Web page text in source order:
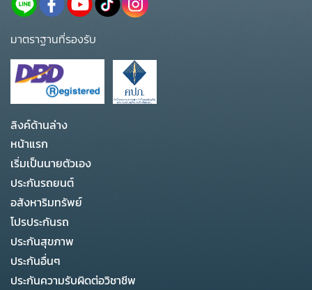
มาตราฐานที่รองรับ
ลิงค์ด้านล่าง
หน้าแรก
เริ่มเป็นนายตัวเอง
ประกันรถยนต์
อสังหาริมทรัพย์
โปรประกันรถ
ประกันสุขภาพ
ประกันอื่นๆ
ประกันความรับผิดต่อวิชาชีพ